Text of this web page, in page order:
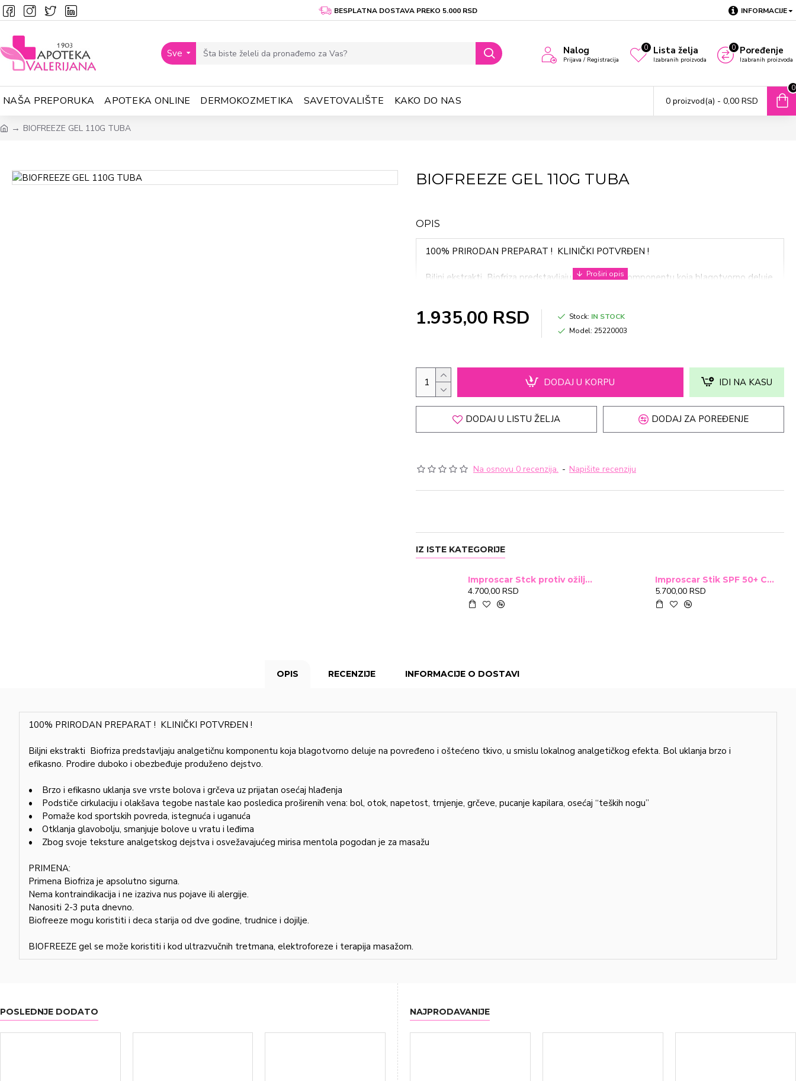
BESPLATNA DOSTAVA PREKO 5.000 RSD INFORMACIJE
Sve Nalog
Prijava / Registracija
Lista želja
Izabranih proizvoda
0 Poređenje
Izabranih proizvoda
0
NAŠA PREPORUKA APOTEKA ONLINE DERMOKOZMETIKA SAVETOVALIŠTE KAKO DO NAS 0 proizvod(a) - 0,00 RSD
0
BIOFREEZE GEL 110G TUBA
BIOFREEZE GEL 110G TUBA
OPIS
100% PRIRODAN PREPARAT ! KLINIČKI POTVRĐEN !
Biljni ekstrakti Biofriza predstavljaju analgetičnu komponentu koja blagotvorno deluje
• Brzo i efikasno uklanja sve vrste bolova i grčeva uz prijatan osećaj hlađenja
• Pomaže kod sportskih povreda, istegnuća i uganuća
• Otklanja glavobolju, smanjuje bolove u vratu i leđima
• Zbog svoje teksture analgetskog dejstva i osvežavajućeg mirisa mentola pogodan
je za masažu
PRIMENA:
Nanositi 2-3 puta dnevno.
Na osnovu 0 recenzija. - Napišite recenziju
1.935,00 RSD Stock: IN STOCK
Model: 25220003
DODAJ U KORPU IDI NA KASU
DODAJ U LISTU ŽELJA DODAJ ZA POREĐENJE
IZ ISTE KATEGORIJE
Improscar Stck protiv ožiljaka 4,6g
4.700,00 RSD
Improscar Stik SPF 50+ Conceal 6,9g (tonirani)
5.700,00 RSD
OPIS RECENZIJE INFORMACIJE O DOSTAVI
100% PRIRODAN PREPARAT ! KLINIČKI POTVRĐEN !
Biljni ekstrakti Biofriza predstavljaju analgetičnu komponentu koja blagotvorno deluje na povređeno i oštećeno tkivo, u smislu lokalnog analgetičkog efekta. Bol uklanja brzo i
efikasno. Prodire duboko i obezbeđuje produženo dejstvo.
• Brzo i efikasno uklanja sve vrste bolova i grčeva uz prijatan osećaj hlađenja
• Podstiče cirkulaciju i olakšava tegobe nastale kao posledica proširenih vena: bol, otok, napetost, trnjenje, grčeve, pucanje kapilara, osećaj “teških nogu”
• Pomaže kod sportskih povreda, istegnuća i uganuća
• Otklanja glavobolju, smanjuje bolove u vratu i leđima
• Zbog svoje teksture analgetskog dejstva i osvežavajućeg mirisa mentola pogodan je za masažu
PRIMENA:
Primena Biofriza je apsolutno sigurna.
Nema kontraindikacija i ne izaziva nus pojave ili alergije.
Nanositi 2-3 puta dnevno.
Biofreeze mogu koristiti i deca starija od dve godine, trudnice i dojilje.
BIOFREEZE gel se može koristiti i kod ultrazvučnih tretmana, elektroforeze i terapija masažom.
POSLEDNJE DODATO NAJPRODAVANIJE